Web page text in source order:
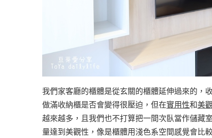
我們家客廳的櫃體是從玄關的櫃體延伸過來的，
做滿收納櫃是否會變得很壓迫，但在實用性和美
越來越多，且我們也不打算把一間次臥當作儲藏
量達到美觀性，像是櫃體用淺色系空間感覺會比